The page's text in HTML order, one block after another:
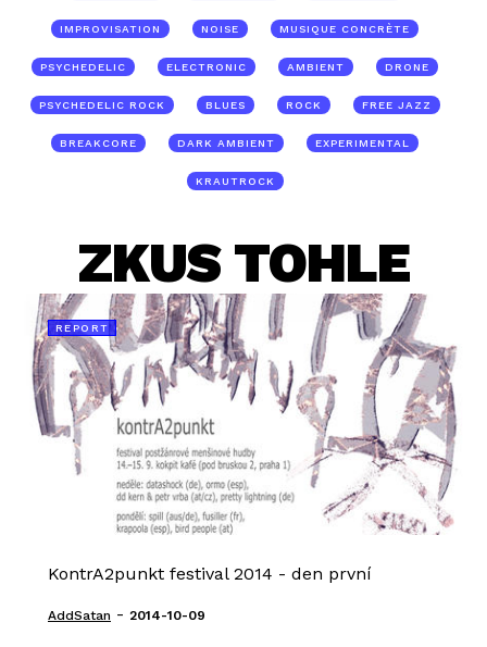
IMPROVISATION NOISE MUSIQUE CONCRÈTE
PSYCHEDELIC ELECTRONIC AMBIENT DRONE
PSYCHEDELIC ROCK BLUES ROCK FREE JAZZ
BREAKCORE DARK AMBIENT EXPERIMENTAL
KRAUTROCK
ZKUS TOHLE
REPORT
KontrA2punkt festival 2014 - den první
AddSatan - 2014-10-09